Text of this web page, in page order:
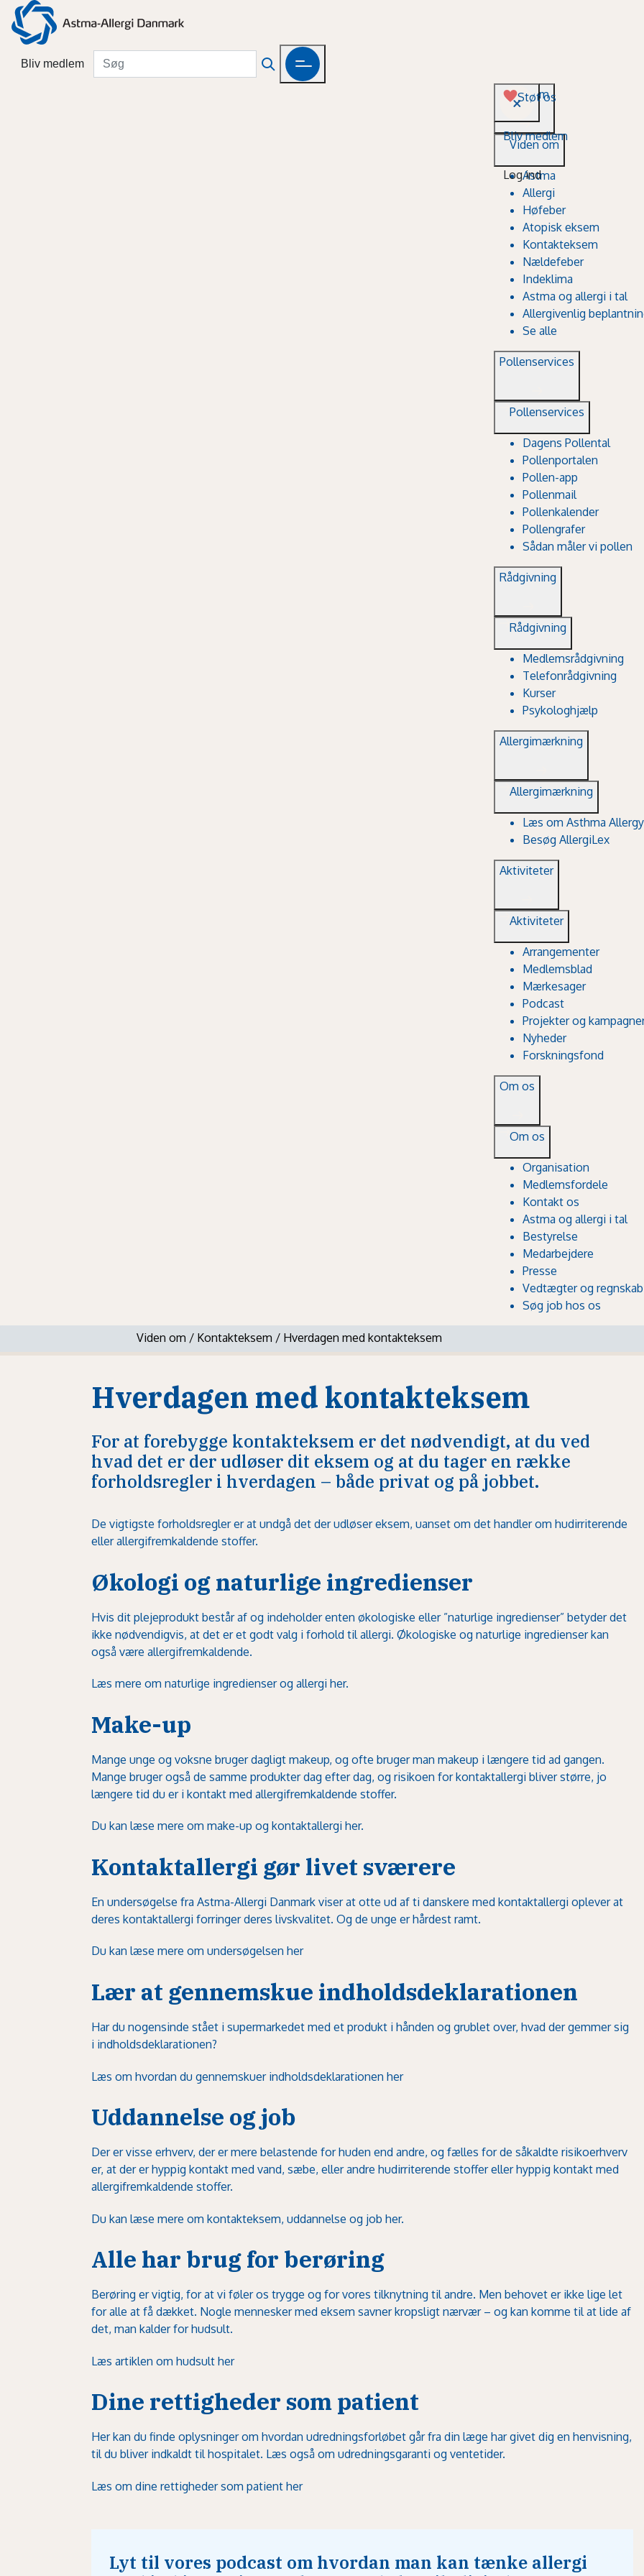
Bliv medlem
Støt os
Bliv medlem
Log ind
Viden om
Viden om
Astma
Allergi
Høfeber
Atopisk eksem
Kontakteksem
Nældefeber
Indeklima
Astma og allergi i tal
Allergivenlig
Se alle
Pollenservices
Pollenservices
Dagens Pollental
Pollenportalen
Pollen-app
Pollenmail
Pollenkalender
Pollengrafer
Sådan måler vi pollen
Rådgivning
Rådgivning
Medlemsrådgivning
Telefonrådgivning
Kurser
Psykologhjælp
Allergimærkning
Allergimærkning
Læs om Asthma
Besøg AllergiLex
Aktiviteter
Aktiviteter
Arrangementer
Medlemsblad
Mærkesager
Podcast
Projekter og
Nyheder
Forskningsfond
Om os
Om os
Organisation
Medlemsfordele
Kontakt os
Astma og allergi i tal
Bestyrelse
Medarbejdere
Presse
Vedtægter og regnskab
Søg job hos os
Viden om / Kontakteksem / Hverdagen med kontakteksem
Hverdagen med kontakteksem
For at forebygge kontakteksem er det nødvendigt, at du ved
hvad det er der udløser dit eksem og at du tager en række
forholdsregler i hverdagen – både privat og på jobbet.
De vigtigste forholdsregler er at undgå det der udløser eksem, uanset om det handler om hudirriterende
eller allergifremkaldende stoffer.
Økologi og naturlige ingredienser
Hvis dit plejeprodukt består af og indeholder enten økologiske eller ”naturlige ingredienser” betyder det
ikke nødvendigvis, at det er et godt valg i forhold til allergi. Økologiske og naturlige ingredienser kan
også være allergifremkaldende.
Læs mere om naturlige ingredienser og allergi her.
Make-up
Mange unge og voksne bruger dagligt makeup, og ofte bruger man makeup i længere tid ad gangen.
Mange bruger også de samme produkter dag efter dag, og risikoen for kontaktallergi bliver større, jo
længere tid du er i kontakt med allergifremkaldende stoffer.
Du kan læse mere om make-up og kontaktallergi her.
Kontaktallergi gør livet sværere
En undersøgelse fra Astma-Allergi Danmark viser at otte ud af ti danskere med kontaktallergi oplever at
deres kontaktallergi forringer deres livskvalitet. Og de unge er hårdest ramt.
Du kan læse mere om undersøgelsen her
Lær at gennemskue indholdsdeklarationen
Har du nogensinde stået i supermarkedet med et produkt i hånden og grublet over, hvad der gemmer sig
i indholdsdeklarationen?
Læs om hvordan du gennemskuer indholdsdeklarationen her
Uddannelse og job
Der er visse erhverv, der er mere belastende for huden end andre, og fælles for de såkaldte risikoerhverv
er, at der er hyppig kontakt med vand, sæbe, eller andre hudirriterende stoffer eller hyppig kontakt med
allergifremkaldende stoffer.
Du kan læse mere om kontakteksem, uddannelse og job her.
Alle har brug for berøring
Berøring er vigtig, for at vi føler os trygge og for vores tilknytning til andre. Men behovet er ikke lige let
for alle at få dækket. Nogle mennesker med eksem savner kropsligt nærvær – og kan komme til at lide af
det, man kalder for hudsult.
Læs artiklen om hudsult her
Dine rettigheder som patient
Her kan du finde oplysninger om hvordan udredningsforløbet går fra din læge har givet dig en henvisning,
til du bliver indkaldt til hospitalet. Læs også om udredningsgaranti og ventetider.
Læs om dine rettigheder som patient her
Lyt til vores podcast om hvordan man kan tænke allergi